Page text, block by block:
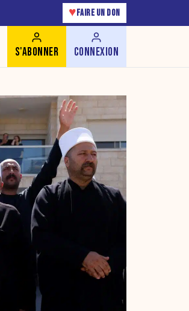
♥ FAIRE UN DON
S'ABONNER CONNEXION